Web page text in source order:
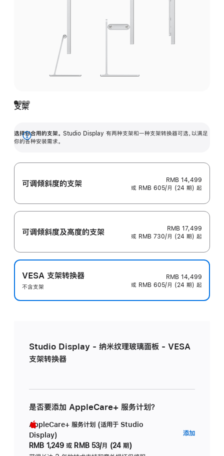
支架
选择你合用的支架。 Studio Display 有两种支架和一种支架转换器可选，以满足
你的各种安装需求。
展
可调倾斜度的支架
RMB 14,499
或 RMB 605/月 (24 期) 起
可调倾斜度及高‍度的支‍架
RMB 17,499
或 RMB 730/月 (24 期) 起
VESA 支架转换器
不含支架
RMB 14,499
或 RMB 605/月 (24 期) 起
Studio Display - 纳米纹理玻璃面板 - VESA
支架转换器
是否要添加 AppleCare+ 服务计划？
AppleCare+ 服务计划 (适用于 Studio
Display)
RMB 1,249 或 RMB 53/月 (24 期)
添加